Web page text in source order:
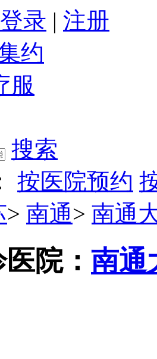
登录 | 注册
搜索
按医院预约
> 南通> 南通
医院： 南通